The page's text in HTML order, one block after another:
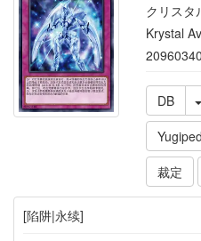
クリスタ
Krystal
20960340
DB
裁定
[陷阱|永续]